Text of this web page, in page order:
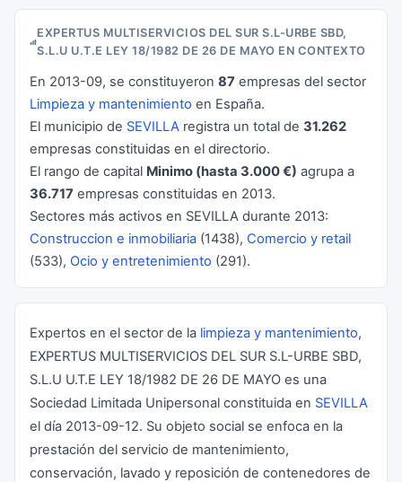
EXPERTUS MULTISERVICIOS DEL SUR S.L-URBE SBD,
S.L.U U.T.E LEY 18/1982 DE 26 DE MAYO EN CONTEXTO
En 2013-09, se constituyeron 87 empresas del sector
Limpieza y mantenimiento en España.
El municipio de SEVILLA registra un total de 31.262
empresas constituidas en el directorio.
El rango de capital Minimo (hasta 3.000 €) agrupa a
36.717 empresas constituidas en 2013.
Sectores más activos en SEVILLA durante 2013:
Construccion e inmobiliaria (1438), Comercio y retail
(533), Ocio y entretenimiento (291).
Expertos en el sector de la limpieza y mantenimiento,
EXPERTUS MULTISERVICIOS DEL SUR S.L-URBE SBD,
S.L.U U.T.E LEY 18/1982 DE 26 DE MAYO es una
Sociedad Limitada Unipersonal constituida en SEVILLA
el día 2013-09-12. Su objeto social se enfoca en la
prestación del servicio de mantenimiento,
conservación, lavado y reposición de contenedores de